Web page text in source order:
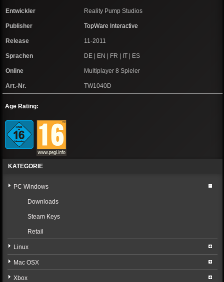
Entwickler Reality Pump Studios
Publisher TopWare Interactive
Release 11-2011
Sprachen DE | EN | FR | IT | ES
Online Multiplayer 8 Spieler
Art.-Nr. TW1040D
Age Rating:
KATEGORIE
PC Windows
Downloads
Steam Keys
Retail
Linux
Mac OSX
Xbox